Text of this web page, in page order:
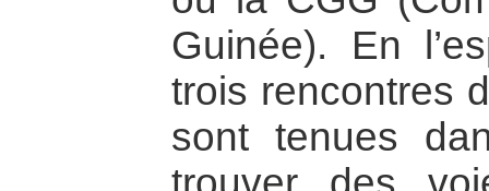
Guinée). En
trois rencontres
sont tenues